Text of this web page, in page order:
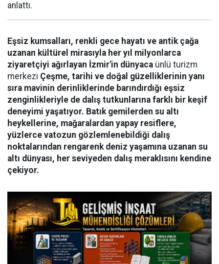
anlattı.
Eşsiz kumsalları, renkli gece hayatı ve antik çağa
uzanan kültürel mirasıyla her yıl milyonlarca
ziyaretçiyi ağırlayan İzmir'in dünyaca ünlü turizm
merkezi Çeşme, tarihi ve doğal güzelliklerinin yanı
sıra mavinin derinliklerinde barındırdığı eşsiz
zenginlikleriyle de dalış tutkunlarına farklı bir keşif
deneyimi yaşatıyor. Batık gemilerden su altı
heykellerine, mağaralardan yapay resiflere,
yüzlerce vatozun gözlemlenebildiği dalış
noktalarından rengarenk deniz yaşamına uzanan su
altı dünyası, her seviyeden dalış meraklısını kendine
çekiyor.